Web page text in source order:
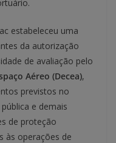
estabeleceu uma
da autorização
de avaliação pelo
Aéreo (Decea),
previstos no
e demais
de proteção
às operações de